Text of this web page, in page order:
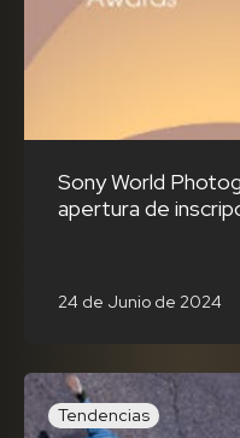
Sony World
apertura de
24 de Junio de 2024
Tendencias